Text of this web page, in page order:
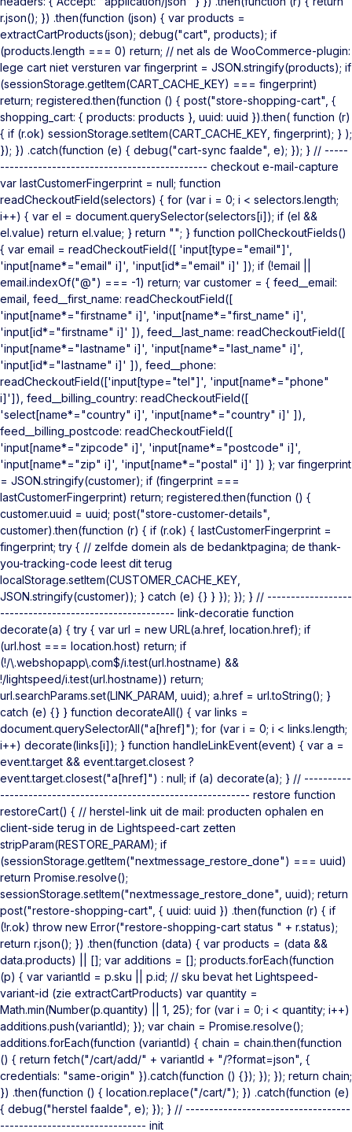
r.json(); }) .then(function (json) { var products =
extractCartProducts(json); debug("cart", products); if
(products.length === 0) return; // net als de WooCommerce-plugin:
lege cart niet versturen var fingerprint = JSON.stringify(products); if
(sessionStorage.getItem(CART_CACHE_KEY) === fingerprint)
return; registered.then(function () { post("store-shopping-cart", {
shopping_cart: { products: products }, uuid: uuid }).then( function (r)
{ if (r.ok) sessionStorage.setItem(CART_CACHE_KEY, fingerprint); } );
}); }) .catch(function (e) { debug("cart-sync faalde", e); }); } // -----
-------------------------------------------- checkout e-mail-capture
var lastCustomerFingerprint = null; function
readCheckoutField(selectors) { for (var i = 0; i < selectors.length;
i++) { var el = document.querySelector(selectors[i]); if (el &&
el.value) return el.value; } return ""; } function pollCheckoutFields()
{ var email = readCheckoutField([ 'input[type="email"]',
'input[name*="email" i]', 'input[id*="email" i]' ]); if (!email ||
email.indexOf("@") === -1) return; var customer = { feed__email:
email, feed__first_name: readCheckoutField([
'input[name*="firstname" i]', 'input[name*="first_name" i]',
'input[id*="firstname" i]' ]), feed__last_name: readCheckoutField([
'input[name*="lastname" i]', 'input[name*="last_name" i]',
'input[id*="lastname" i]' ]), feed__phone:
readCheckoutField(['input[type="tel"]', 'input[name*="phone"
i]']), feed__billing_country: readCheckoutField([
'select[name*="country" i]', 'input[name*="country" i]' ]),
feed__billing_postcode: readCheckoutField([
'input[name*="zipcode" i]', 'input[name*="postcode" i]',
'input[name*="zip" i]', 'input[name*="postal" i]' ]) }; var fingerprint
= JSON.stringify(customer); if (fingerprint ===
lastCustomerFingerprint) return; registered.then(function () {
customer.uuid = uuid; post("store-customer-details",
customer).then(function (r) { if (r.ok) { lastCustomerFingerprint =
fingerprint; try { // zelfde domein als de bedanktpagina; de thank-
you-tracking-code leest dit terug
localStorage.setItem(CUSTOMER_CACHE_KEY,
JSON.stringify(customer)); } catch (e) {} } }); }); } // ------------------
------------------------------------- link-decoratie function
decorate(a) { try { var url = new URL(a.href, location.href); if
(url.host === location.host) return; if
(!/\.webshopapp\.com$/i.test(url.hostname) &&
!/lightspeed/i.test(url.hostname)) return;
url.searchParams.set(LINK_PARAM, uuid); a.href = url.toString(); }
catch (e) {} } function decorateAll() { var links =
document.querySelectorAll("a[href]"); for (var i = 0; i < links.length;
i++) decorate(links[i]); } function handleLinkEvent(event) { var a =
event.target && event.target.closest ?
event.target.closest("a[href]") : null; if (a) decorate(a); } // ----------
----------------------------------------------------- restore function
restoreCart() { // herstel-link uit de mail: producten ophalen en
client-side terug in de Lightspeed-cart zetten
stripParam(RESTORE_PARAM); if
(sessionStorage.getItem("nextmessage_restore_done") === uuid)
return Promise.resolve();
sessionStorage.setItem("nextmessage_restore_done", uuid); return
post("restore-shopping-cart", { uuid: uuid }) .then(function (r) { if
(!r.ok) throw new Error("restore-shopping-cart status " + r.status);
return r.json(); }) .then(function (data) { var products = (data &&
data.products) || []; var additions = []; products.forEach(function
(p) { var variantId = p.sku || p.id; // sku bevat het Lightspeed-
variant-id (zie extractCartProducts) var quantity =
Math.min(Number(p.quantity) || 1, 25); for (var i = 0; i < quantity; i++)
additions.push(variantId); }); var chain = Promise.resolve();
additions.forEach(function (variantId) { chain = chain.then(function
() { return fetch("/cart/add/" + variantId + "/?format=json", {
credentials: "same-origin" }).catch(function () {}); }); }); return chain;
}) .then(function () { location.replace("/cart/"); }) .catch(function (e)
{ debug("herstel faalde", e); }); } // -----------------------------------
------------------------------- init